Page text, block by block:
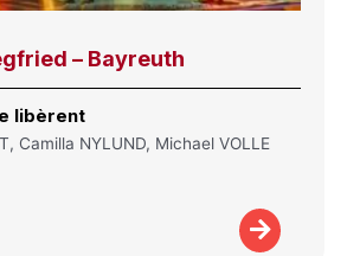
– Bayreuth
libèrent
Camilla NYLUND, Michael VOLLE